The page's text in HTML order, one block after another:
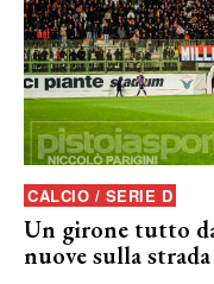
CALCIO / SERIE D
Un girone tutto
nuove sulla